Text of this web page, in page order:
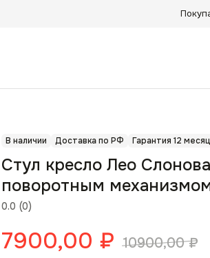
В наличии Доставка по РФ Гарантия 12
0.0 (0)
Стул кресло Лео
поворотным
7900,00 ₽ 10900,00 ₽